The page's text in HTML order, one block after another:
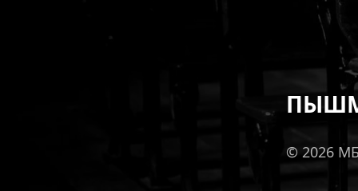
© 2026